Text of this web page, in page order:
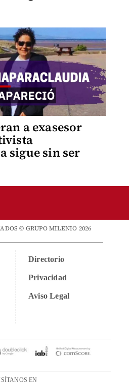
a exasesor
sigue sin ser
© GRUPO MILENIO 2026
Directorio
Privacidad
Aviso Legal
EN